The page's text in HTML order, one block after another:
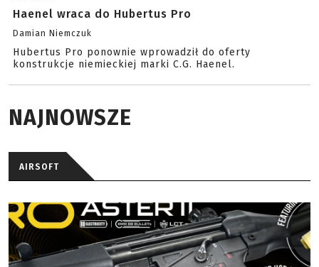
Haenel wraca do Hubertus Pro
Damian Niemczuk
Hubertus Pro ponownie wprowadził do oferty
konstrukcje niemieckiej marki C.G. Haenel.
NAJNOWSZE
AIRSOFT